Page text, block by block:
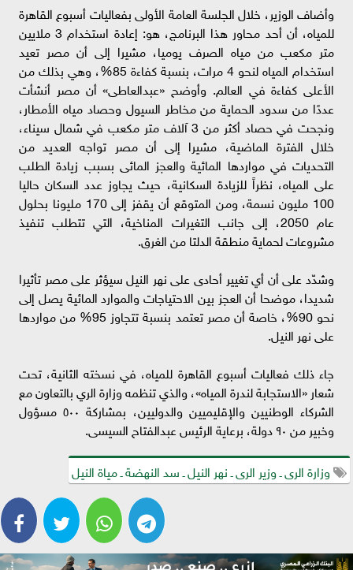
وأضاف الوزير، خلال الجلسة العامة الأولى بفعاليات أسبوع القاهرة
للمياه، أن أحد محاور هذا البرنامج، هو: إعادة استخدام 3 ملايين
متر مكعب من مياه الصرف يوميا، مشيرا إلى أن مصر تعيد
استخدام المياه لنحو 4 مرات، بنسبة كفاءة 85%، وهي بذلك من
الأعلى كفاءة في العالم. وأوضح «عبدالعاطى» أن مصر أنشأت
عددًا من سدود الحماية من مخاطر السيول وحصاد مياه الأمطار،
ونجحت في حصاد أكثر من 3 آلاف متر مكعب في شمال سيناء،
خلال الفترة الماضية، مشيرا إلى أن مصر تواجه العديد من
التحديات في مواردها المائية والعجز المائى بسبب زيادة الطلب
على المياه، نظراً للزيادة السكانية، حيث يجاوز عدد السكان حاليا
100 مليون نسمة، ومن المتوقع أن يقفز إلى 170 مليونا بحلول
عام 2050، إلى جانب التغيرات المناخية، التي تتطلب تنفيذ
مشروعات لحماية منطقة الدلتا من الغرق.
وشدّد على أن أي تغيير أحادى على نهر النيل سيؤثر على مصر تأثيرا
شديدا، موضحا أن العجز بين الاحتياجات والموارد المائية يصل إلى
نحو 90%، خاصة أن مصر تعتمد بنسبة تتجاوز 95% من مواردها
على نهر النيل.
جاء ذلك فعاليات أسبوع القاهرة للمياه، في نسخته الثانية، تحت
شعار «الاستجابة لندرة المياه»، والذي تنظمه وزارة الري بالتعاون مع
الشركاء الوطنيين والإقليميين والدوليين، بمشاركة ٥٠٠ مسؤول
وخبير من ٩٠ دولة، برعاية الرئيس عبدالفتاح السيسى.
وزارة الرى ـ وزير الرى ـ نهر النيل ـ سد النهضة ـ مياة النيل